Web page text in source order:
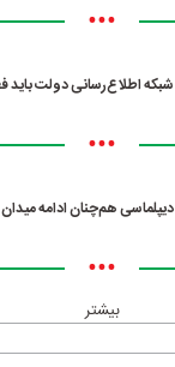
•••
شبکه اطلاع‌رسانی دولت باید
•••
دیپلماسی هم‌چنان ادامه
•••
بیشتر